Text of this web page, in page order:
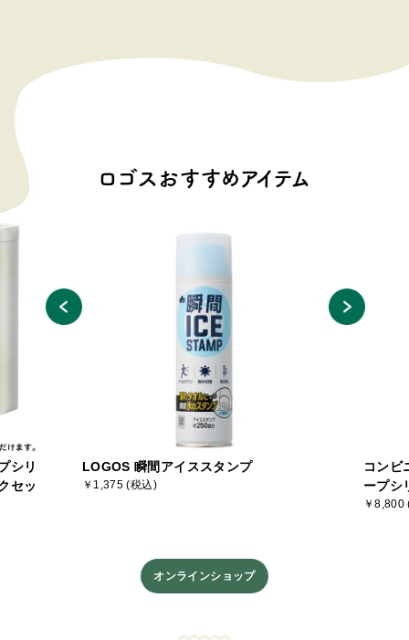
ロゴスおすすめアイテム
シリ
セッ
LOGOS 瞬間アイススタンプ
￥1,375 (税込)
コンビ
ープシ
￥8,800
オンラインショップ